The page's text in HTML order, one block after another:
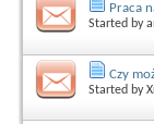
Praca
Started by
Czy
Started by